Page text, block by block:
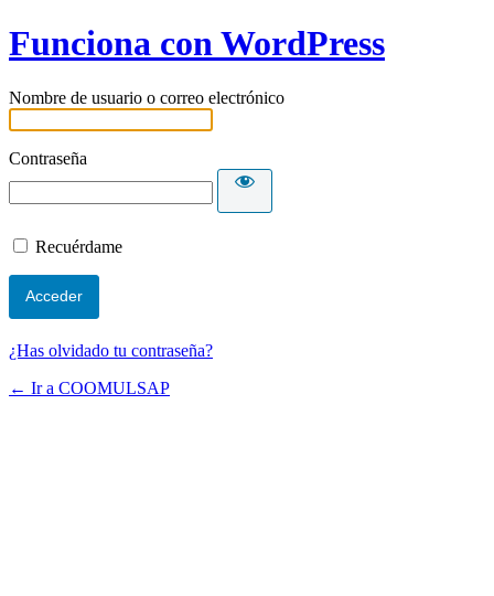
Funciona con WordPress
Nombre de usuario o correo electrónico
Contraseña
Recuérdame
¿Has olvidado tu contraseña?
← Ir a COOMULSAP